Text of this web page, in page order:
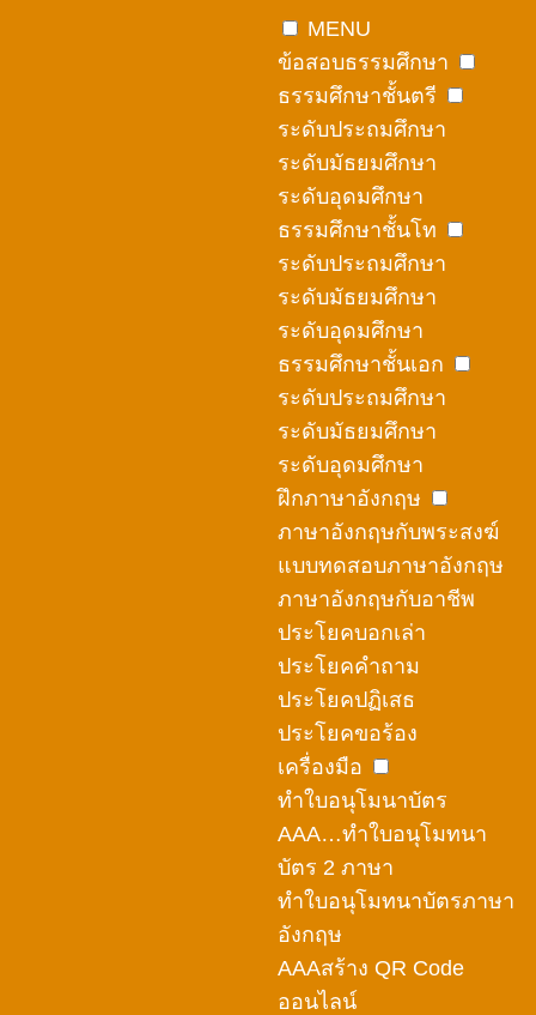
MENU
ข้อสอบธรรมศึกษา
ธรรมศึกษาชั้นตรี
ระดับประถมศึกษา
ระดับมัธยมศึกษา
ระดับอุดมศึกษา
ธรรมศึกษาชั้นโท
ระดับประถมศึกษา
ระดับมัธยมศึกษา
ระดับอุดมศึกษา
ธรรมศึกษาชั้นเอก
ระดับประถมศึกษา
ระดับมัธยมศึกษา
ระดับอุดมศึกษา
ฝึกภาษาอังกฤษ
ภาษาอังกฤษกับพระสงฆ์
แบบทดสอบภาษาอังกฤษ
ภาษาอังกฤษกับอาชีพ
ประโยคบอกเล่า
ประโยคคำถาม
ประโยคปฏิเสธ
ประโยคขอร้อง
เครื่องมือ
ทำใบอนุโมนาบัตร
AAA…ทำใบอนุโมทนา
บัตร 2 ภาษา
ทำใบอนุโมทนาบัตรภาษา
อังกฤษ
AAAสร้าง QR Code
ออนไลน์